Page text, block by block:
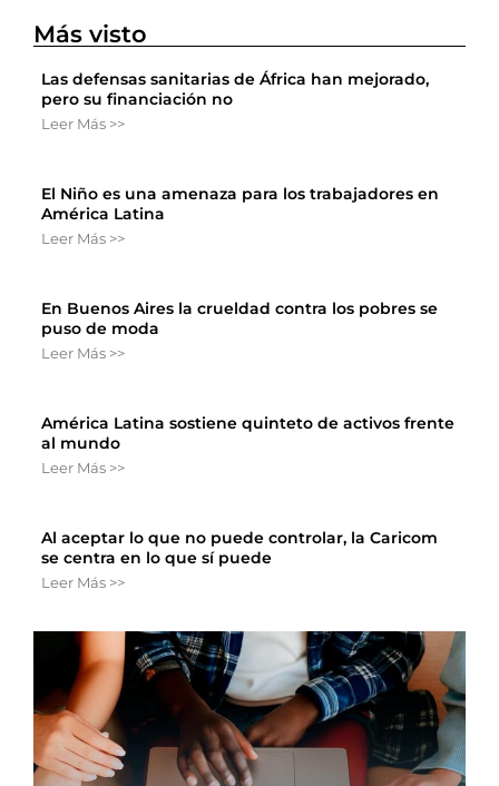
Más visto
Las defensas sanitarias de África han mejorado,
pero su financiación no
Leer Más >>
El Niño es una amenaza para los trabajadores en
América Latina
Leer Más >>
En Buenos Aires la crueldad contra los pobres se
puso de moda
Leer Más >>
América Latina sostiene quinteto de activos frente
al mundo
Leer Más >>
Al aceptar lo que no puede controlar, la Caricom
se centra en lo que sí puede
Leer Más >>